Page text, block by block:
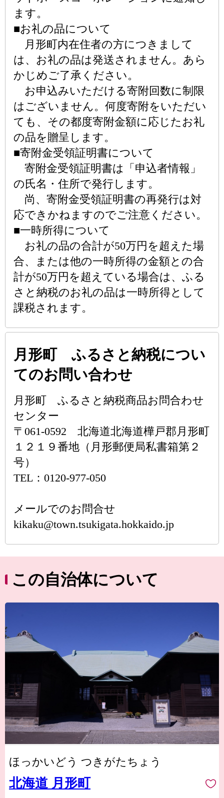
ます。
■お礼の品について
月形町内在住者の方につきまして
は、お礼の品は発送されません。あら
かじめご了承ください。
お申込みいただける寄附回数に制限
はございません。何度寄附をいただい
ても、その都度寄附金額に応じたお礼
の品を贈呈します。
■寄附金受領証明書について
寄附金受領証明書は「申込者情報」
の氏名・住所で発行します。
尚、寄附金受領証明書の再発行は対
応できかねますのでご注意ください。
■一時所得について
お礼の品の合計が50万円を超えた場
合、または他の一時所得の金額との合
計が50万円を超えている場合は、ふる
さと納税のお礼の品は一時所得として
課税されます。
月形町 ふるさと納税につい
てのお問い合わせ
月形町 ふるさと納税商品お問合わせ
センター
〒061-0592 北海道北海道樺戸郡月形町
１２１９番地（月形郵便局私書箱第２
号）
TEL：0120-977-050
メールでのお問合せ
kikaku@town.tsukigata.hokkaido.jp
この自治体について
ほっかいどう つきがたちょう
北海道 月形町